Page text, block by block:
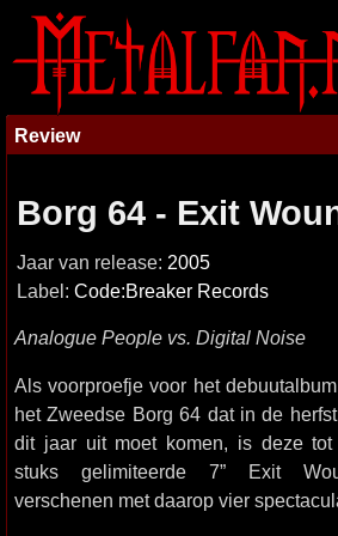
Review
Borg 64 - Exit
Jaar van release: 2005
Label: Code:Breaker Records
Analogue People vs. Digital Noise
Als voorproefje voor het
het Zweedse Borg 64 dat in de
dit jaar uit moet komen, is deze tot
stuks gelimiteerde 7” Exit
verschenen met daarop vier